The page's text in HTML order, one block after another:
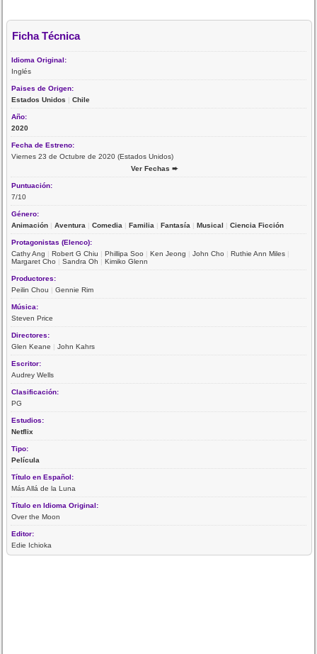
Ficha Técnica
Idioma Original:
Inglés
Paises de Origen:
Estados Unidos |Chile
Año:
2020
Fecha de Estreno:
Viernes 23 de Octubre de 2020 (Estados Unidos)
Ver Fechas ➨
Puntuación:
7/10
Género:
Animación |Aventura |Comedia |Familia |Fantasía |Musical |Ciencia Ficción
Protagonistas (Elenco):
Cathy Ang |Robert G Chiu |Phillipa Soo |Ken Jeong |John Cho |Ruthie Ann Miles |
Margaret Cho |Sandra Oh |Kimiko Glenn
Productores:
Peilin Chou |Gennie Rim
Música:
Steven Price
Directores:
Glen Keane |John Kahrs
Escritor:
Audrey Wells
Clasificación:
PG
Estudios:
Netflix
Tipo:
Película
Título en Español:
Más Allá de la Luna
Título en Idioma Original:
Over the Moon
Editor:
Edie Ichioka